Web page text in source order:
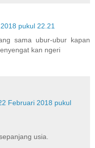
pukul 22.21
sama ubur-ubur kapan
kan ngeri
Februari 2018 pukul
usia.